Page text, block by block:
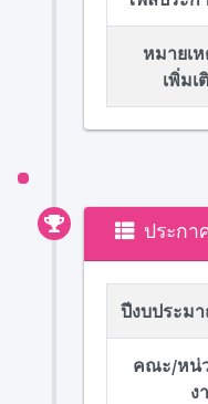
หมายเ
เพิ่มเ
ประกา
ปีงบประม
คณะ/หน่
ง